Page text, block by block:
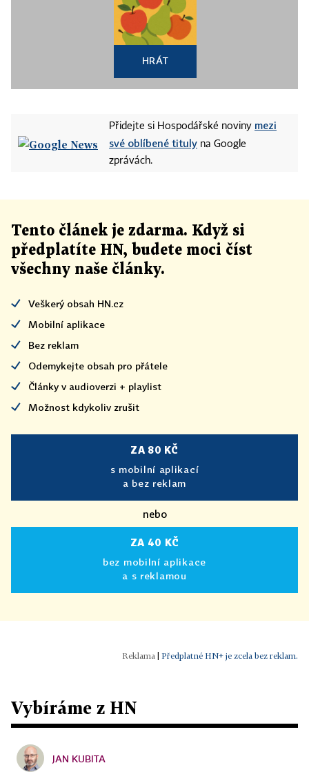
HRÁT
Přidejte si Hospodářské noviny mezi
své oblíbené tituly na Google
zprávách.
Tento článek je zdarma. Když si
předplatíte HN, budete moci číst
všechny naše články.
Veškerý obsah HN.cz
Mobilní aplikace
Bez reklam
Odemykejte obsah pro přátele
Články v audioverzi + playlist
Možnost kdykoliv zrušit
ZA 80 KČ
s mobilní aplikací
a bez reklam
nebo
ZA 40 KČ
bez mobilní aplikace
a s reklamou
Předplatné HN+ je zcela bez reklam.
Vybíráme z HN
JAN KUBITA